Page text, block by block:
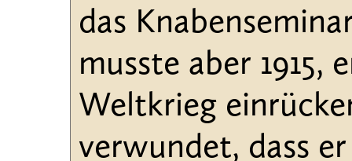
das
musste aber 1915,
Weltkrieg
verwundet, dass